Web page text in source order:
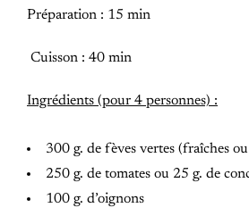
Préparation : 15 min
Cuisson : 40 min
Ingrédients (pour 4 personnes) :
300 g. de fèves vertes (fraîches ou
250 g. de tomates ou 25 g. de
100 g. d’oignons